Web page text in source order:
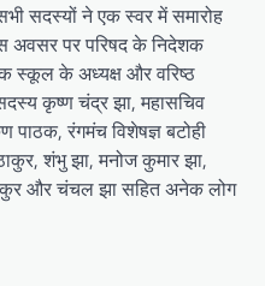
सदस्यों ने एक स्वर में समारोह
अवसर पर परिषद के निदेशक
स्कूल के अध्यक्ष और वरिष्ठ
कृष्ण चंद्र झा, महासचिव
रंगमंच विशेषज्ञ बटोही
शंभु झा, मनोज कुमार झा,
और चंचल झा सहित अनेक लोग